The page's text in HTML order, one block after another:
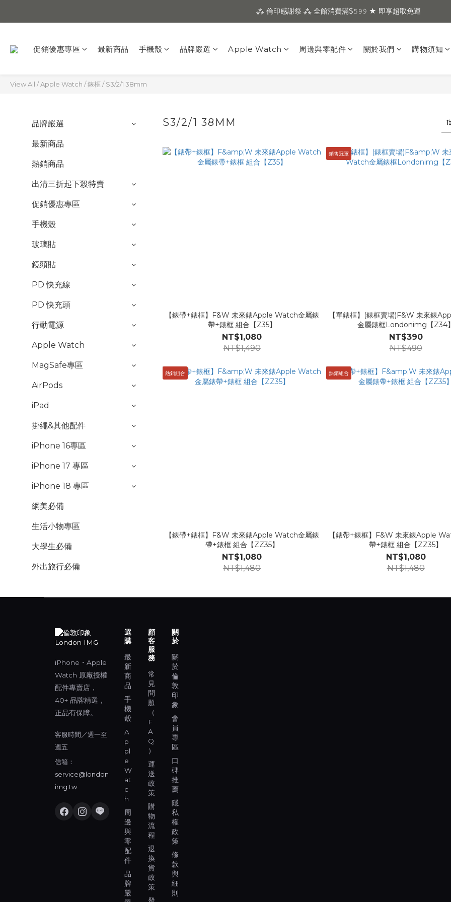
⁂ 倫印感謝祭 ⁂ 全館消費滿$𝟻𝟿𝟿 ★ 即享超取免運
促銷優惠專區 最新商品 手機殼 品牌嚴選 Apple Watch 周邊與零配件 關於我們 購物須知
View All /Apple Watch /錶框/S3/2/1 38mm
品牌嚴選
最新商品
熱銷商品
出清三折起下殺特賣
促銷優惠專區
手機殼
玻璃貼
鏡頭貼
PD 快充線
PD 快充頭
行動電源
Apple Watch
MagSafe專區
AirPods
iPad
掛繩&其他配件
iPhone 16專區
iPhone 17 專區
iPhone 18 專區
網美必備
生活小物專區
大學生必備
外出旅行必備
S3/2/1 38MM
【錶帶+錶框】F&W 未來錶Apple Watch金屬錶
帶+錶框 組合【Z35】
NT$1,080
NT$1,490
銷售冠軍
【單錶框】(錶框賣場)F&W 未來錶
金屬錶框Londonimg【Z34】
NT$390
NT$490
熱銷組合
【錶帶+錶框】F&W 未來錶Apple Watch金屬錶
帶+錶框 組合【ZZ35】
NT$1,080
NT$1,480
熱銷組合
【錶帶+錶框】F&W 未來錶Apple
帶+錶框 組合【ZZ35】
NT$1,080
NT$1,480
iPhone・Apple
Watch 原廠授權
配件專賣店，
40+ 品牌精選，
正品有保障。
客服時間／週一至
週五
信箱：
service@london
img.tw
選
購
最
新
商
品
手
機
殼
A
p
pl
e
W
at
c
h
周
邊
與
零
配
件
品
牌
嚴
顧
客
服
務
常
見
問
題
（
F
A
Q
）
運
送
政
策
購
物
流
程
退
換
貨
政
策
關
於
關
於
倫
敦
印
象
會
員
專
區
口
碑
推
薦
隱
私
權
政
策
條
款
與
細
則